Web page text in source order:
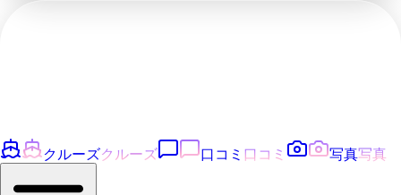
クルーズクルーズ 口コミ 口コミ 写真写真